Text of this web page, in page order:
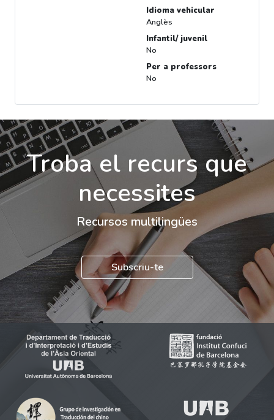
Idioma vehicular
Anglès
Infantil/ juvenil
No
Per a professors
No
Troba el recurs que
necessites
Recursos multilingües
Subscriu-te